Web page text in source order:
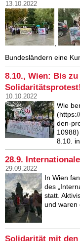
13.10.2022
,
Bundesländern eine
8.10., Wien: Bis
Solidaritätsprotest!
10.10.2022
Wie
den-
8.10.
28.9.
29.09.2022
In Wien
des
statt.
und waren
Solidarität mit den